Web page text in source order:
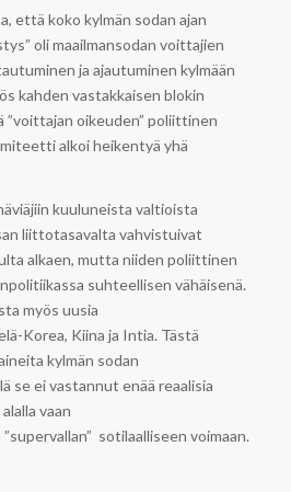
että koko kylmän sodan ajan
oli maailmansodan voittajien
ja ajautuminen kylmään
kahden vastakkaisen blokin
”voittajan oikeuden” poliittinen
alkoi heikentyä yhä
kuuluneista valtioista
liittotasavalta vahvistuivat
alkaen, mutta niiden poliittinen
suhteellisen vähäisenä.
myös uusia
Korea, Kiina ja Intia. Tästä
kylmän sodan
se ei vastannut enää reaalisia
vaan
sotilaalliseen voimaan.